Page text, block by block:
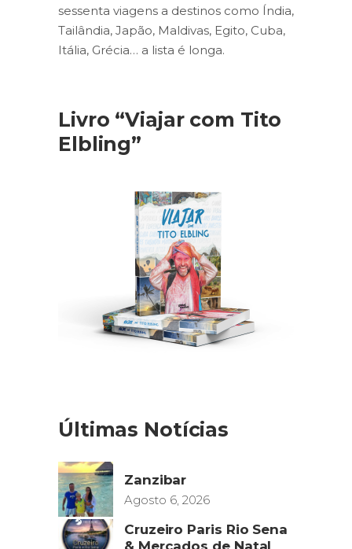
sessenta viagens a destinos como Índia,
Tailândia, Japão, Maldivas, Egito, Cuba,
Itália, Grécia… a lista é longa.
Livro “Viajar com Tito
Elbling”
Últimas Notícias
Zanzibar
Agosto 6, 2026
Cruzeiro Paris Rio Sena